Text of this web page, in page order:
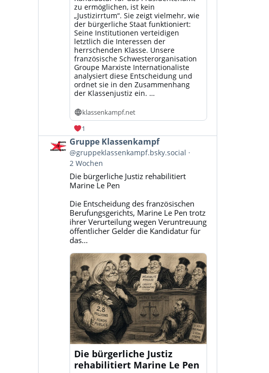
zu ermöglichen, ist kein
„Justizirrtum“. Sie zeigt vielmehr, wie
der bürgerliche Staat funktioniert:
Seine Institutionen verteidigen
letztlich die Interessen der
herrschenden Klasse. Unsere
französische Schwesterorganisation
Groupe Marxiste Internationaliste
analysiert diese Entscheidung und
ordnet sie in den Zusammenhang
der Klassenjustiz ein. …
klassenkampf.net
1
Beitrag
von
Gruppe
Klassenkampf
Bluesky
ansehen
Gruppe Klassenkampf
@gruppeklassenkampf.bsky.social
2 Wochen
Die bürgerliche Justiz rehabilitiert
Marine Le Pen
Die Entscheidung des französischen
Berufungsgerichts, Marine Le Pen trotz
ihrer Verurteilung wegen Veruntreuung
öffentlicher Gelder die Kandidatur für
das...
Die bürgerliche Justiz
rehabilitiert Marine Le Pen